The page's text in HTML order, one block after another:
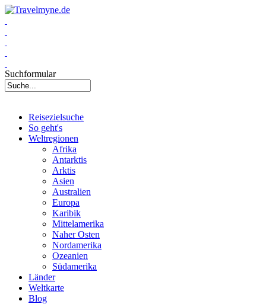
Suchformular
Reisezielsuche
So geht's
Weltregionen
Afrika
Antarktis
Arktis
Asien
Australien
Europa
Karibik
Mittelamerika
Naher Osten
Nordamerika
Ozeanien
Südamerika
Länder
Weltkarte
Blog